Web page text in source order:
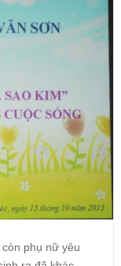
phụ nữ yêu